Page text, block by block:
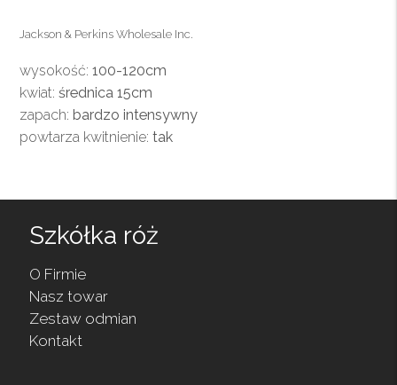
Jackson & Perkins Wholesale Inc.
wysokość: 100-120cm
kwiat:średnica 15cm
zapach:bardzo intensywny
powtarza kwitnienie:tak
Szkółka róż
O Firmie
Nasz towar
Zestaw odmian
Kontakt